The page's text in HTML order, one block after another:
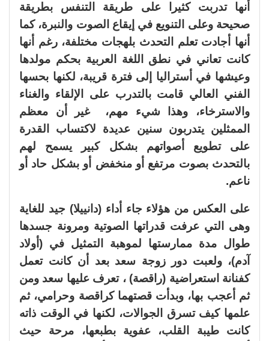
أنها تدربت كثيرا على طريقة التنفس بطريقة
صحيحة وعلى التنويع في إيقاع الصوت والنبرة، كما
أنها أجادت تعلم التحدث بلهجات مختلفة، رغم أنها
كانت تعاني في نطق اللغة العربية بحكم مولدها
وعيشها في أستراليا إلى فترة قريبة، لكنها بحسها
الفني العالي قامت بالتدرب على الإلقاء والغناء
والاسترخاء، وهذا شيء مهم، غير أن معظم
الممثلين يتدربون سنين عديدة لاكتساب القدرة
على تطويع أصواتهم بشكل كبير يسمح لهم
بالتحدث بصوت مرتفع أو منخفض أو بشكل حاد أو
ناعم.
على العكس من هؤلاء جاء أداء (دانييلا) جيد للغاية
وهى التي عرفت قدراتها الصوتية ومرونة جسدها
طوال مدة ممارستها لموهبة التمثيل في (أولاد
آدم)، ولعبت دور زوجة سعد بعد أن كانت تعمل
كفنانة استعراضية (راقصة) ، تعرف عليها سعد ومن
ثم أعجب بها، وبدأت قصتهما كراقصة وحرامي، ثم
علمها كيف تسرق الجوالات، لكنها في الوقت ذاته
كانت طيبة القلب، عفوية بطبعها، مرحة حيث